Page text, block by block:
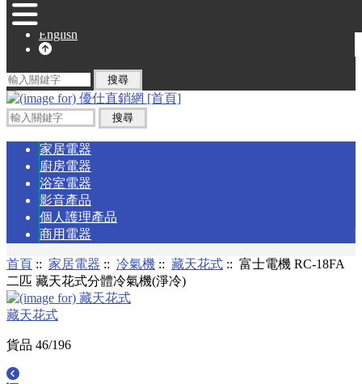
English
家居電器
廚房電器
浴室電器
影音產品
個人護理產品
商用電器
首頁 :: 家居電器 :: 冷氣機 :: 藏天花式 :: 富士電機 RC-18FA
二匹 藏天花式分體冷氣機(淨冷)
藏天花式
貨品 46/196